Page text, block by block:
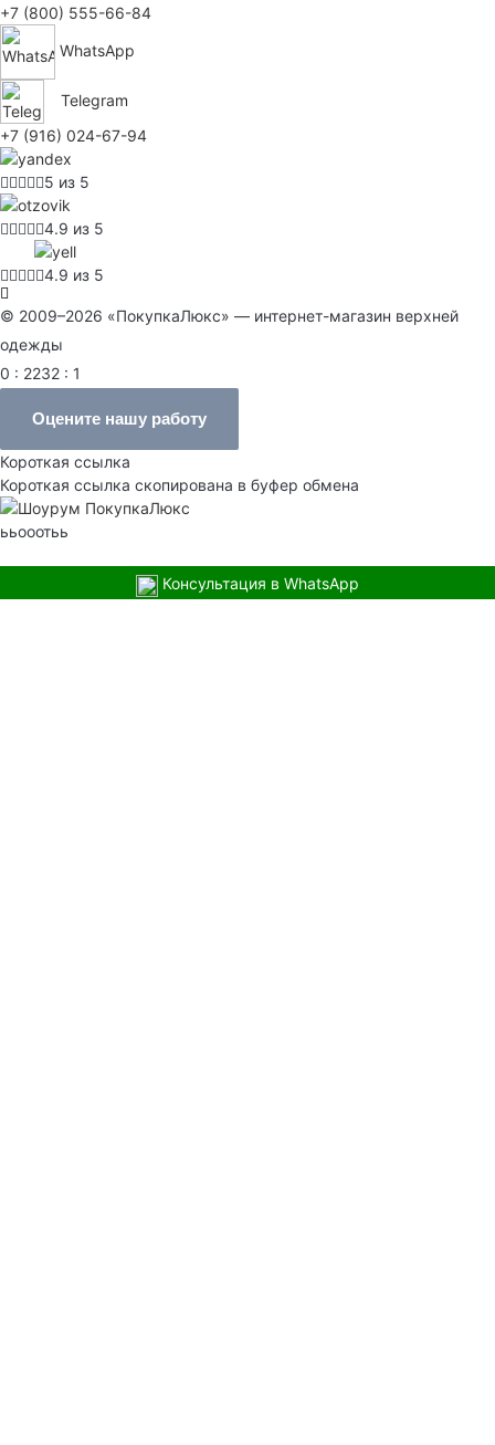
+7 (800) 555-66-84
WhatsApp
Telegram
+7 (916) 024-67-94
5 из 5
4.9 из 5
4.9 из 5
© 2009–2026 «ПокупкаЛюкс» — интернет-магазин верхней
одежды
0 : 2232 : 1
Оцените нашу работу
Короткая ссылка
Короткая ссылка скопирована в буфер обмена
ььооотьь
Консультация в WhatsApp